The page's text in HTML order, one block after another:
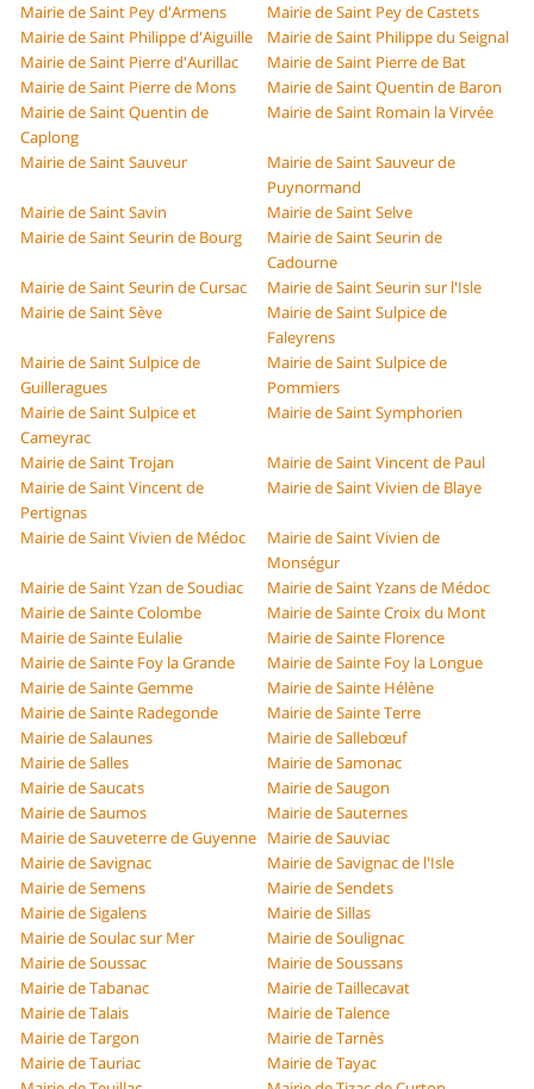
Mairie de Saint Pey d'Armens
Mairie de Saint Pey de Castets
Mairie de Saint Philippe d'Aiguille
Mairie de Saint Philippe du Seignal
Mairie de Saint Pierre d'Aurillac
Mairie de Saint Pierre de Bat
Mairie de Saint Pierre de Mons
Mairie de Saint Quentin de Baron
Mairie de Saint Quentin de
Caplong
Mairie de Saint Romain la Virvée
Mairie de Saint Sauveur
Mairie de Saint Sauveur de
Puynormand
Mairie de Saint Savin
Mairie de Saint Selve
Mairie de Saint Seurin de Bourg
Mairie de Saint Seurin de
Cadourne
Mairie de Saint Seurin de Cursac
Mairie de Saint Seurin sur l'Isle
Mairie de Saint Sève
Mairie de Saint Sulpice de
Faleyrens
Mairie de Saint Sulpice de
Guilleragues
Mairie de Saint Sulpice de
Pommiers
Mairie de Saint Sulpice et
Cameyrac
Mairie de Saint Symphorien
Mairie de Saint Trojan
Mairie de Saint Vincent de Paul
Mairie de Saint Vincent de
Pertignas
Mairie de Saint Vivien de Blaye
Mairie de Saint Vivien de Médoc
Mairie de Saint Vivien de
Monségur
Mairie de Saint Yzan de Soudiac
Mairie de Saint Yzans de Médoc
Mairie de Sainte Colombe
Mairie de Sainte Croix du Mont
Mairie de Sainte Eulalie
Mairie de Sainte Florence
Mairie de Sainte Foy la Grande
Mairie de Sainte Foy la Longue
Mairie de Sainte Gemme
Mairie de Sainte Hélène
Mairie de Sainte Radegonde
Mairie de Sainte Terre
Mairie de Salaunes
Mairie de Sallebœuf
Mairie de Salles
Mairie de Samonac
Mairie de Saucats
Mairie de Saugon
Mairie de Saumos
Mairie de Sauternes
Mairie de Sauveterre de Guyenne Mairie de Sauviac
Mairie de Savignac
Mairie de Savignac de l'Isle
Mairie de Semens
Mairie de Sendets
Mairie de Sigalens
Mairie de Sillas
Mairie de Soulac sur Mer
Mairie de Soulignac
Mairie de Soussac
Mairie de Soussans
Mairie de Tabanac
Mairie de Taillecavat
Mairie de Talais
Mairie de Talence
Mairie de Targon
Mairie de Tarnès
Mairie de Tauriac
Mairie de Tayac